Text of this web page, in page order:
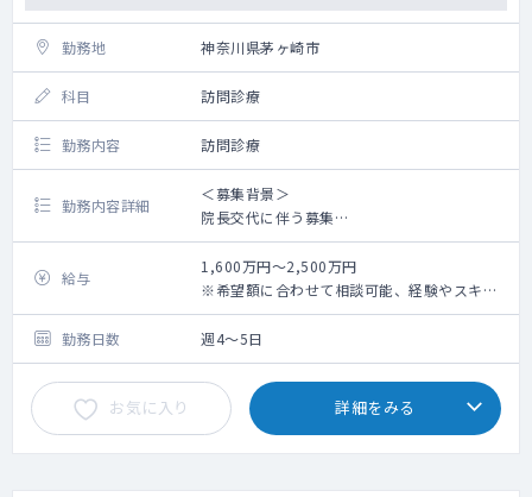
勤務地 神奈川県茅ヶ崎市
科目 訪問診療
勤務内容 訪問診療
勤務内容詳細
＜募集背景＞
院長交代に伴う募集
＜概 要＞
【件数】AM居宅 7名程まで/施設対応30名程
まで、PM居宅12名程まで/施設対応30名程ま
で
【割合】居宅3割、施設7割
【訪問体制】医師＋看護師兼ドライバーある
いはメディカルスタッフ兼ドライバーの2名体
制が基本
【全患者数】430名程度 （処方や診察状
給与
1,600万円～2,500万円
※希望額に合わせて相談可能、経験やスキル
もふくめ判断（管理医師手当含む）
勤務日数
週4～5日
お気に入り 詳細をみる